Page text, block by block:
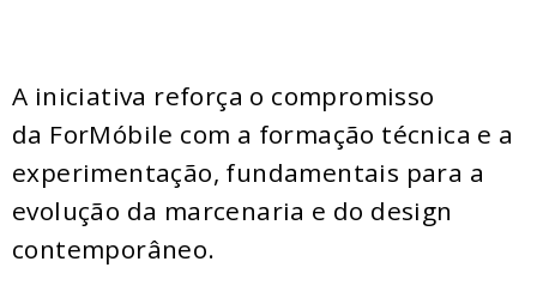
A iniciativa reforça o compromisso
da ForMóbile com a formação técnica e a
experimentação, fundamentais para a
evolução da marcenaria e do design
contemporâneo.